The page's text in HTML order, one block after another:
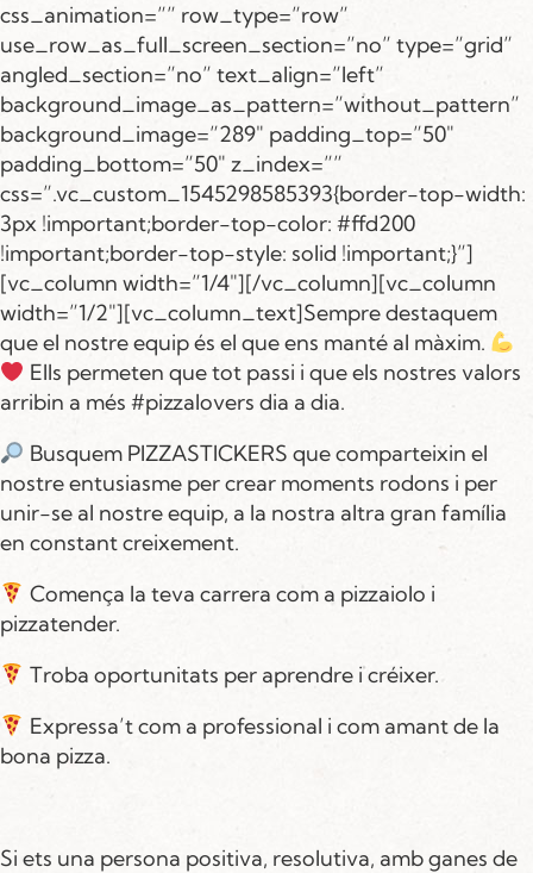
css_animation=”” row_type=”row”
use_row_as_full_screen_section=”no” type=”grid”
angled_section=”no” text_align=”left”
background_image_as_pattern=”without_pattern”
background_image=”289″ padding_top=”50″
padding_bottom=”50″ z_index=””
css=”.vc_custom_1545298585393{border-top-width:
3px !important;border-top-color: #ffd200
!important;border-top-style: solid !important;}”]
[vc_column width=”1/4″][/vc_column][vc_column
width=”1/2″][vc_column_text]Sempre destaquem
que el nostre equip és el que ens manté al màxim.
Ells permeten que tot passi i que els nostres valors
arribin a més #pizzalovers dia a dia.
Busquem PIZZASTICKERS que comparteixin el
nostre entusiasme per crear moments rodons i per
unir-se al nostre equip, a la nostra altra gran família
en constant creixement.
Comença la teva carrera com a pizzaiolo i
pizzatender.
Troba oportunitats per aprendre i créixer.
Expressa’t com a professional i com amant de la
bona pizza.
Si ets una persona positiva, resolutiva, amb ganes de